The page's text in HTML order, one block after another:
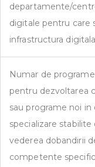
departamente/
digitale pentru care
infrastructura digitala
Numar de
pentru dezvoltarea
sau programe noi in
specializare stabilite
vederea dobandirii
competente